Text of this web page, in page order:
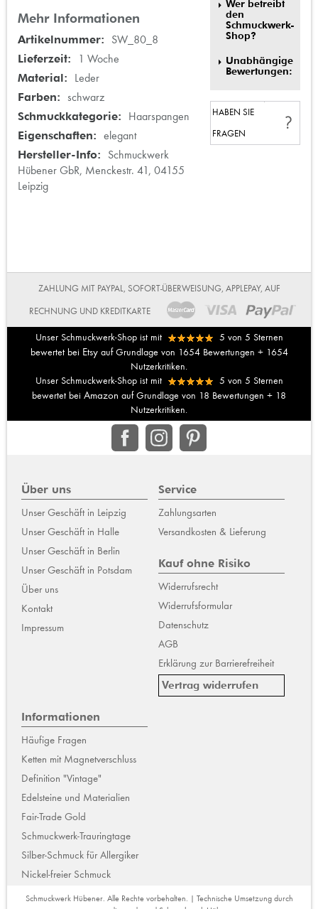
Wer betreibt
den
Schmuckwerk-
Shop?
Unabhängige
Bewertungen:
HABEN SIE
FRAGEN
Mehr Informationen
Mehr
Informationen
SW_80_8
1 Woche
Leder
schwarz
Haarspangen
elegant
Schmuckwerk
Hübener GbR, Menckestr. 41, 04155
Leipzig
ZAHLUNG MIT PAYPAL, SOFORT-ÜBERWEISUNG, APPLEPAY, AUF
RECHNUNG UND KREDITKARTE
Unser Schmuckwerk-Shop ist mit 5 von 5 Sternen
bewertet bei Etsyauf Grundlage von 1654Bewertungen + 1654
Nutzerkritiken.
Unser Schmuckwerk-Shop ist mit
5 von 5 Sternen
bewertet bei Amazon auf Grundlage von 18 Bewertungen + 18
Nutzerkritiken.
Über uns
Unser Geschäft in Leipzig
Unser Geschäft in Halle
Unser Geschäft in Berlin
Unser Geschäft in Potsdam
Über uns
Kontakt
Impressum
Service
Zahlungsarten
Versandkosten & Lieferung
Kauf ohne Risiko
Widerrufsrecht
Widerrufsformular
Datenschutz
AGB
Erklärung zur Barrierefreiheit
Vertrag widerrufen
Informationen
Häufige Fragen
Ketten mit Magnetverschluss
Definition "Vintage"
Edelsteine und Materialien
Fair-Trade Gold
Schmuckwerk-Trauringtage
Silber-Schmuck für Allergiker
Nickel-freier Schmuck
Schmuckwerk Hübener. Alle Rechte vorbehalten. | Technische Umsetzung durch